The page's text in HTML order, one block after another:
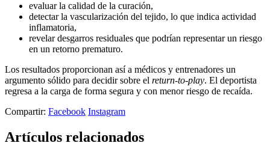
evaluar la calidad de la curación,
detectar la vascularización del tejido, lo que indica actividad
inflamatoria,
revelar desgarros residuales que podrían representar un riesgo
en un retorno prematuro.
Los resultados proporcionan así a médicos y entrenadores un
argumento sólido para decidir sobre el return-to-play. El deportista
regresa a la carga de forma segura y con menor riesgo de recaída.
Compartir: Facebook Instagram
Artículos relacionados